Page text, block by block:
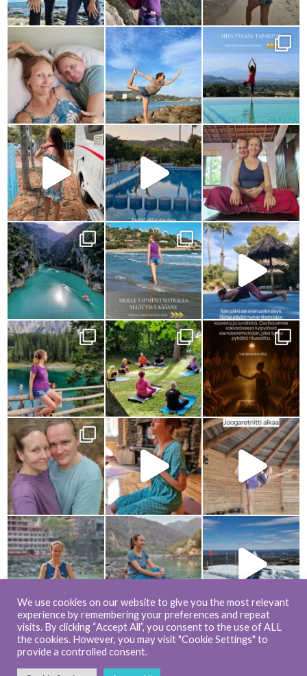
Load more... Follow on Instagram
We use cookies on our website to give you the most relevant
experience by remembering your preferences and repeat
visits. By clicking “Accept All”, you consent to the use of ALL
the cookies. However, you may visit "Cookie Settings" to
provide a controlled consent.